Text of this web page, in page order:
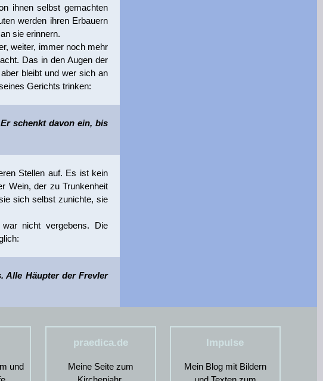
ihnen selbst gemachten
werden ihren Erbauern
sie erinnern.
weiter, immer noch mehr
Das in den Augen der
bleibt und wer sich an
Gerichts trinken:
schenkt davon ein, bis
Stellen auf. Es ist kein
Wein, der zu Trunkenheit
sich selbst zunichte, sie
nicht vergebens. Die
Alle Häupter der Frevler
und
praedica.de
Meine Seite zum
Impulse
Mein Blog mit Bildern